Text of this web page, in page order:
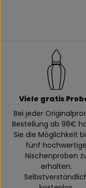
Viele gratis
Bei jeder
Bestellung ab 98€
Sie die Möglichkeit
fünf hochwertige
Nischenproben
erhalten.